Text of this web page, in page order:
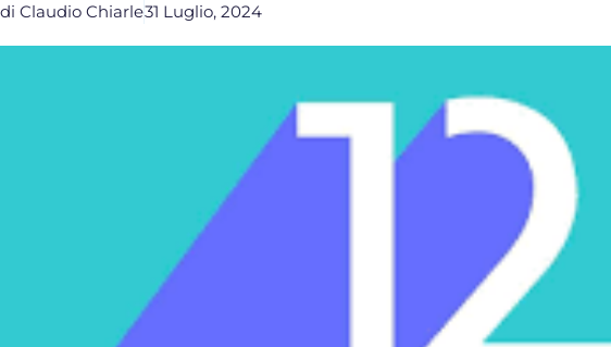
di Claudio Chiarle31 Luglio, 2024